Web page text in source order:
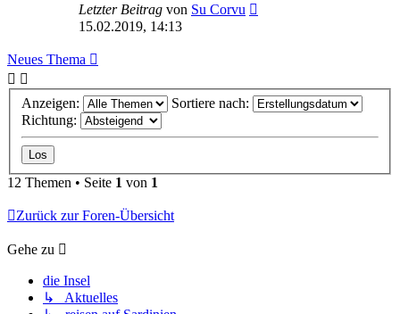
Letzter Beitrag von Su Corvu
15.02.2019, 14:13
Neues Thema
Anzeigen:
Sortiere nach:
Richtung:
12 Themen • Seite 1 von 1
Zurück zur Foren-Übersicht
Gehe zu
die Insel
↳ Aktuelles